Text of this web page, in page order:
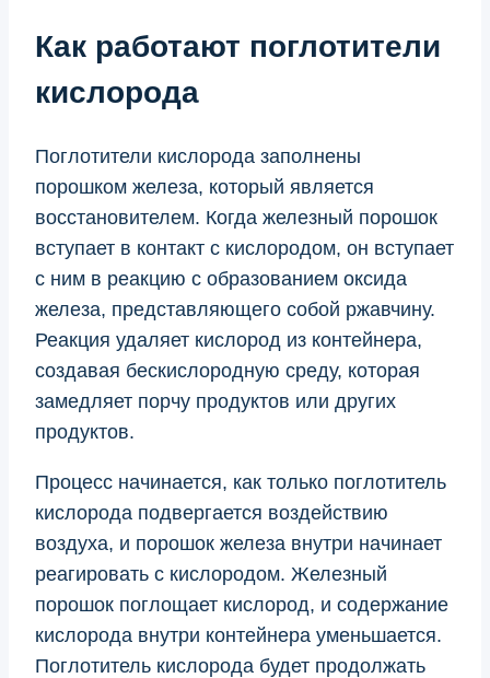
Как работают поглотители
кислорода
Поглотители кислорода заполнены
порошком железа, который является
восстановителем. Когда железный порошок
вступает в контакт с кислородом, он вступает
с ним в реакцию с образованием оксида
железа, представляющего собой ржавчину.
Реакция удаляет кислород из контейнера,
создавая бескислородную среду, которая
замедляет порчу продуктов или других
продуктов.
Процесс начинается, как только поглотитель
кислорода подвергается воздействию
воздуха, и порошок железа внутри начинает
реагировать с кислородом. Железный
порошок поглощает кислород, и содержание
кислорода внутри контейнера уменьшается.
Поглотитель кислорода будет продолжать